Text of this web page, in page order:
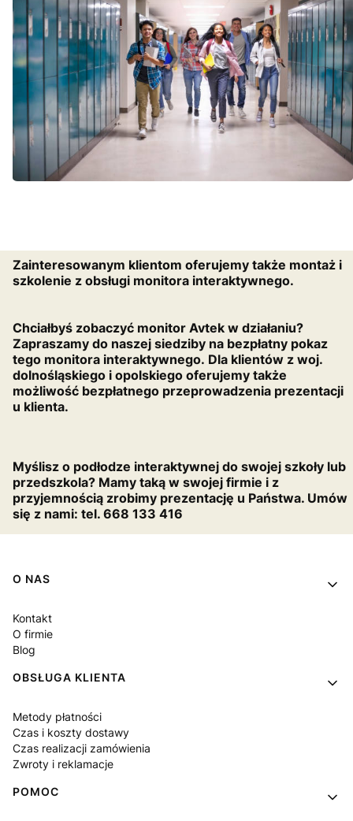
Zainteresowanym klientom oferujemy także montaż i
szkolenie z obsługi monitora interaktywnego.
Chciałbyś zobaczyć monitor Avtek w działaniu?
Zapraszamy do naszej siedziby na bezpłatny pokaz
tego monitora interaktywnego. Dla klientów z woj.
dolnośląskiego i opolskiego oferujemy także
możliwość bezpłatnego przeprowadzenia prezentacji
u klienta.
Myślisz o podłodze interaktywnej do swojej szkoły lub
przedszkola? Mamy taką w swojej firmie i z
przyjemnością zrobimy prezentację u Państwa. Umów
się z nami: tel. 668 133 416
Linki w stopce
O NAS
Kontakt
O firmie
Blog
OBSŁUGA KLIENTA
Metody płatności
Czas i koszty dostawy
Czas realizacji zamówienia
Zwroty i reklamacje
POMOC